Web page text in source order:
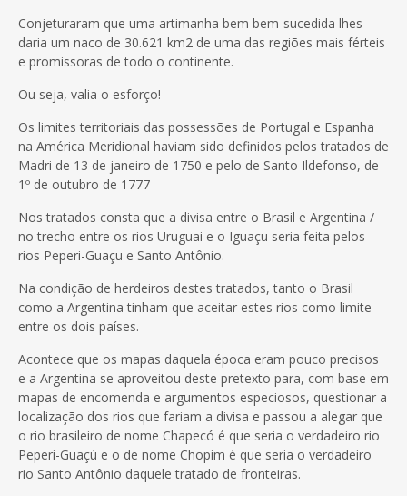
Conjeturaram que uma artimanha bem bem-sucedida lhes
daria um naco de 30.621 km2 de uma das regiões mais férteis
e promissoras de todo o continente.
Ou seja, valia o esforço!
Os limites territoriais das possessões de Portugal e Espanha
na América Meridional haviam sido definidos pelos tratados de
Madri de 13 de janeiro de 1750 e pelo de Santo Ildefonso, de
1º de outubro de 1777
Nos tratados consta que a divisa entre o Brasil e Argentina /
no trecho entre os rios Uruguai e o Iguaçu seria feita pelos
rios Peperi-Guaçu e Santo Antônio.
Na condição de herdeiros destes tratados, tanto o Brasil
como a Argentina tinham que aceitar estes rios como limite
entre os dois países.
Acontece que os mapas daquela época eram pouco precisos
e a Argentina se aproveitou deste pretexto para, com base em
mapas de encomenda e argumentos especiosos, questionar a
localização dos rios que fariam a divisa e passou a alegar que
o rio brasileiro de nome Chapecó é que seria o verdadeiro rio
Peperi-Guaçú e o de nome Chopim é que seria o verdadeiro
rio Santo Antônio daquele tratado de fronteiras.